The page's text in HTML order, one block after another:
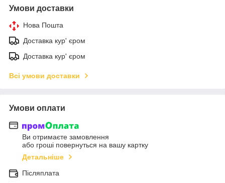
Умови доставки
Нова Пошта
Доставка кур' єром
Доставка кур' єром
Всі умови доставки
Умови оплати
Ви отримаєте замовлення
або гроші повернуться на вашу картку
Детальніше
Післяплата